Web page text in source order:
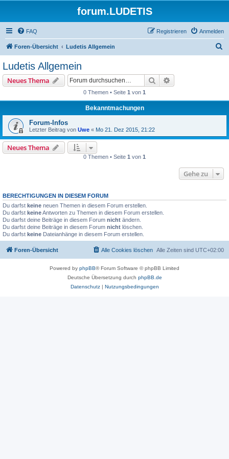
forum.LUDETIS
FAQ Anmelden
Registrieren
Foren-Übersicht Ludetis Allgemein
Ludetis Allgemein
Neues Thema Suche
0 Themen • Seite 1 von 1
Bekanntmachungen
Forum-Infos
Letzter Beitrag von Uwe « Mo 21. Dez 2015, 21:22
Neues Thema
0 Themen • Seite 1 von 1
Gehe zu
BERECHTIGUNGEN IN DIESEM FORUM
Du darfst keine neuen Themen in diesem Forum erstellen.
Du darfst keineAntworten zu Themen in diesem Forum erstellen.
Du darfst deine Beiträge in diesem Forum nicht ändern.
Du darfst deine Beiträge in diesem Forum nicht löschen.
Du darfst keine Dateianhänge in diesem Forum erstellen.
Foren-Übersicht Alle Zeiten sind UTC+02:00
Alle Cookies löschen
Powered by phpBB® Forum Software © phpBB Limited
Deutsche Übersetzung durch phpBB.de
Datenschutz| Nutzungsbedingungen